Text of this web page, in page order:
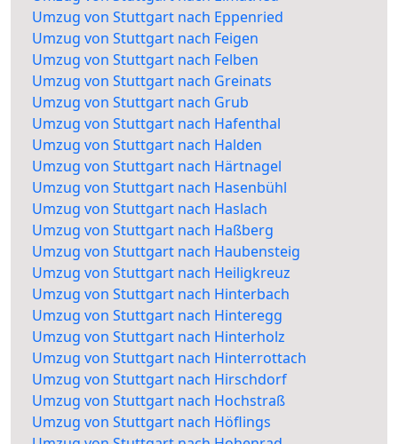
Umzug von Stuttgart nach Eppenried
Umzug von Stuttgart nach Feigen
Umzug von Stuttgart nach Felben
Umzug von Stuttgart nach Greinats
Umzug von Stuttgart nach Grub
Umzug von Stuttgart nach Hafenthal
Umzug von Stuttgart nach Halden
Umzug von Stuttgart nach Härtnagel
Umzug von Stuttgart nach Hasenbühl
Umzug von Stuttgart nach Haslach
Umzug von Stuttgart nach Haßberg
Umzug von Stuttgart nach Haubensteig
Umzug von Stuttgart nach Heiligkreuz
Umzug von Stuttgart nach Hinterbach
Umzug von Stuttgart nach Hinteregg
Umzug von Stuttgart nach Hinterholz
Umzug von Stuttgart nach Hinterrottach
Umzug von Stuttgart nach Hirschdorf
Umzug von Stuttgart nach Hochstraß
Umzug von Stuttgart nach Höflings